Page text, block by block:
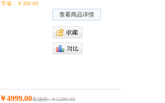
节省：￥300.00
查看商品详情
￥4999.00市场价: ￥5299.00